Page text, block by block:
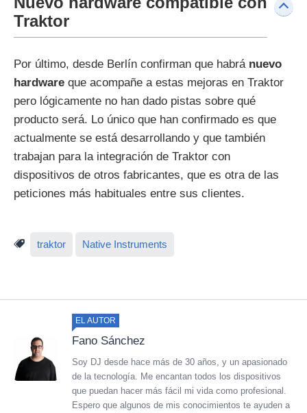
Traktor
Por último, desde Berlín confirman que habrá nuevo
hardware que acompañe a estas mejoras en Traktor
pero lógicamente no han dado pistas sobre qué
producto será. Lo único que han confirmado es que
actualmente se está desarrollando y que también
trabajan para la integración de Traktor con
dispositivos de otros fabricantes, que es otra de las
peticiones más habituales entre sus clientes.
traktor Native Instruments
EL AUTOR
Fano Sánchez
Soy DJ desde hace más de 30 años, y un apasionado
de la tecnología. Me encantan todos los dispositivos
que puedan hacer más fácil mi vida como profesional.
Espero que algunos de mis conocimientos te ayuden a